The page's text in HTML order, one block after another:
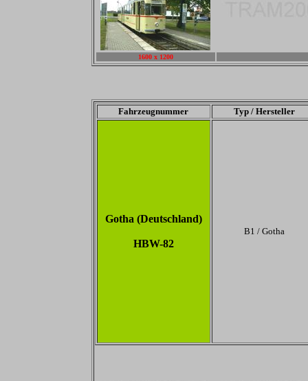
1600 x 1200
Fahrzeugnummer Typ / Hersteller
Gotha (Deutschland)
HBW-82
B1 / Gotha